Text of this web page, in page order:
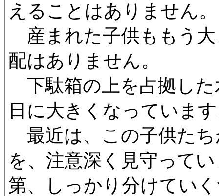
えることはありません。
産まれた子供ももう
配はありません。
下駄箱の上を占拠した
日に大きくなっていま
最近は、この子供たち
を、注意深く見守って
第、しっかり分けてい